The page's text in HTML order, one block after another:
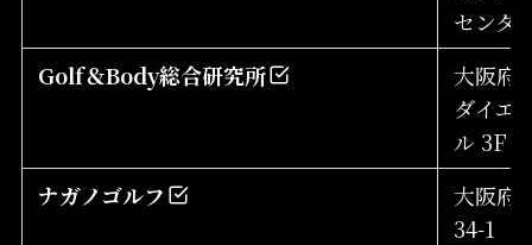
センタ
Golf＆Body総合研究所
大阪府
ダイエ
ル 3F
ナガノゴルフ
大阪府
34-1